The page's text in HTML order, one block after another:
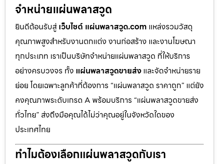
จำหน่ายแผ่นพลาสวูด
ยินดีต้อนรับสู่ เว็บไซต์ แผ่นพลาสวูด.com แหล่งรวมวัสดุ
คุณภาพสูงสำหรับงานตกแต่ง งานก่อสร้าง และงานโฆษณา
ทุกประเภท เราเป็นบริษัทจำหน่ายแผ่นพลาสวูด ที่ให้บริการ
อย่างครบวงจร ทั้ง แผ่นพลาสวูดขายส่ง และจัดจำหน่ายราย
ย่อย โดยเฉพาะลูกค้าที่ต้องการ “แผ่นพลาสวูด ราคาถูก” แต่ยัง
คงคุณภาพระดับเกรด A พร้อมบริการ “แผ่นพลาสวูดขายส่ง
ทั่วไทย” ส่งถึงมือคุณได้ไม่ว่าคุณอยู่ในจังหวัดใดของ
ประเทศไทย
ทำไมต้องเลือกแผ่นพลาสวูดกับเรา